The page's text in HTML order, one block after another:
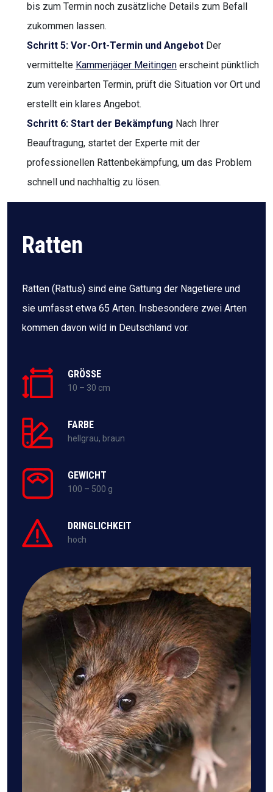
bis zum Termin noch zusätzliche Details zum Befall
zukommen lassen.
Schritt 5: Vor-Ort-Termin und Angebot Der
vermittelte Kammerjäger Meitingen erscheint pünktlich
zum vereinbarten Termin, prüft die Situation vor Ort und
erstellt ein klares Angebot.
Schritt 6: Start der Bekämpfung Nach Ihrer
Beauftragung, startet der Experte mit der
professionellen Rattenbekämpfung, um das Problem
schnell und nachhaltig zu lösen.
Ratten
Ratten (Rattus) sind eine Gattung der Nagetiere und
sie umfasst etwa 65 Arten. Insbesondere zwei Arten
kommen davon wild in Deutschland vor.
GRÖSSE
10 – 30 cm
FARBE
hellgrau, braun
GEWICHT
100 – 500 g
DRINGLICHKEIT
hoch